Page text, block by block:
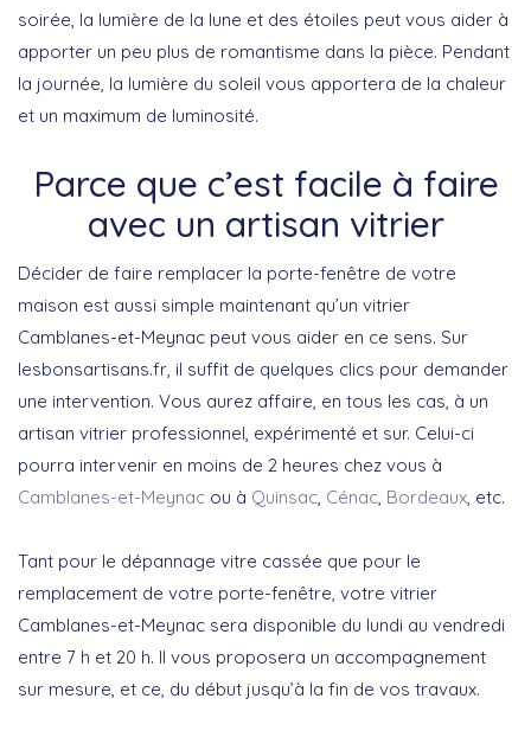
soirée, la lumière de la lune et des étoiles peut vous aider à
apporter un peu plus de romantisme dans la pièce. Pendant
la journée, la lumière du soleil vous apportera de la chaleur
et un maximum de luminosité.
Parce que c’est facile à faire
avec un artisan vitrier
Décider de faire remplacer la porte-fenêtre de votre
maison est aussi simple maintenant qu’un vitrier
Camblanes-et-Meynac peut vous aider en ce sens. Sur
lesbonsartisans.fr, il suffit de quelques clics pour demander
une intervention. Vous aurez affaire, en tous les cas, à un
artisan vitrier professionnel, expérimenté et sur. Celui-ci
pourra intervenir en moins de 2 heures chez vous à
Camblanes-et-Meynac ou à Quinsac Cénac Bordeaux , etc.
Tant pour le dépannage vitre cassée que pour le
remplacement de votre porte-fenêtre, votre vitrier
Camblanes-et-Meynac sera disponible du lundi au vendredi
entre 7 h et 20 h. Il vous proposera un accompagnement
sur mesure, et ce, du début jusqu’à la fin de vos travaux.